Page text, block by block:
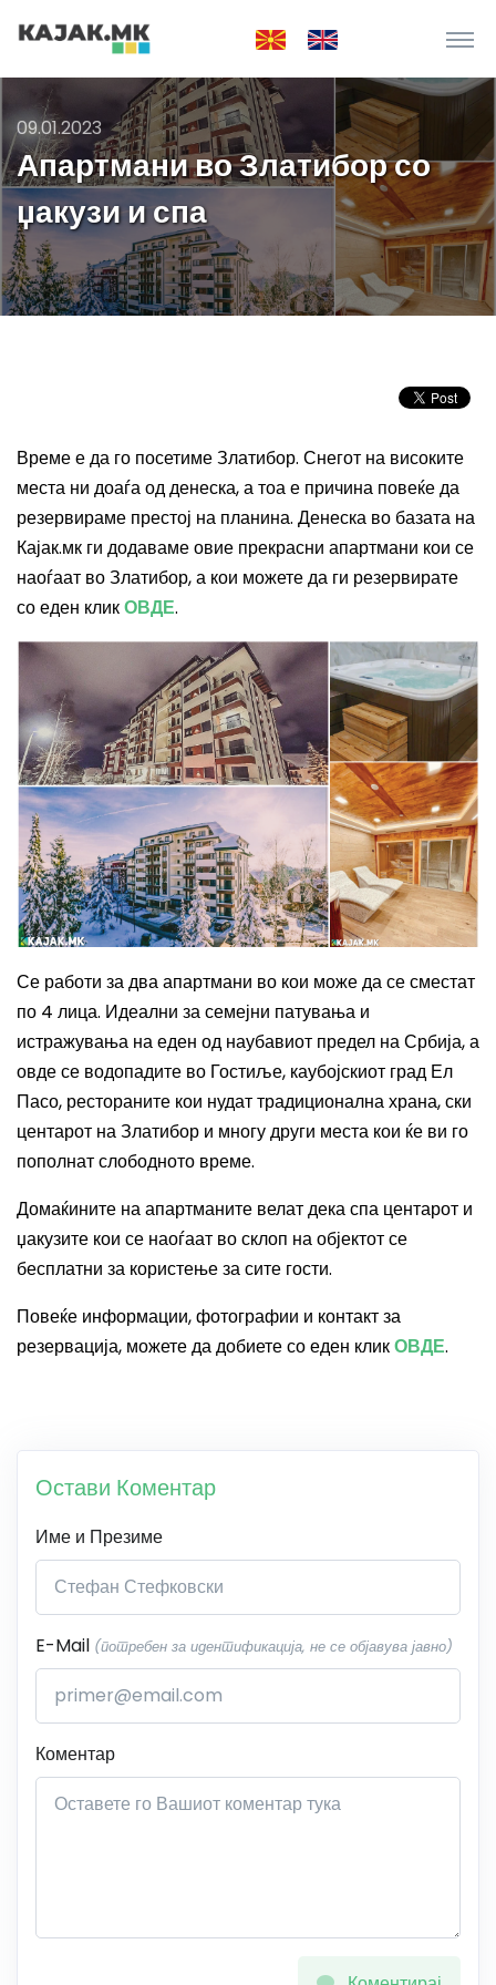
09.01.2023
Апартмани во Златибор со
џакузи и спа
Време е да го посетиме Златибор. Снегот на високите
места ни доаѓа од денеска, а тоа е причина повеќе да
резервираме престој на планина. Денеска во базата на
Кајак.мк ги додаваме овие прекрасни апартмани кои се
наоѓаат во Златибор, а кои можете да ги резервирате
со еден кликОВДЕ.
Се работи за два апартмани во кои може да се сместат
по 4 лица. Идеални за семејни патувања и
истражувања на еден од наубавиот предел на Србија, а
овде се водопадите во Гостиље, каубојскиот град Ел
Пасо, рестораните кои нудат традиционална храна, ски
центарот на Златибор и многу други места кои ќе ви го
пополнат слободното време.
Домаќините на апартманите велат дека спа центарот и
џакузите кои се наоѓаат во склоп на објектот се
бесплатни за користење за сите гости.
Повеќе информации, фотографии и контакт за
резервација, можете да добиете со еден кликОВДЕ.
Остави Коментар
Име и Презиме
E-Mail (потребен за идентификација, не се објавува јавно)
Коментар